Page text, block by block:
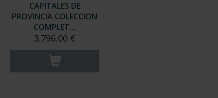
CAPITALES DE
PROVINCIA COLECCION
COMPLET...
3.796,00 €